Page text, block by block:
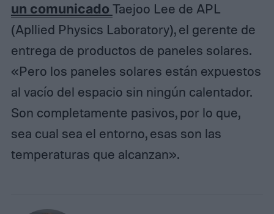
un comunicado Taejoo Lee de APL
(Apllied Physics Laboratory), el gerente de
entrega de productos de paneles solares.
«Pero los paneles solares están expuestos
al vacío del espacio sin ningún calentador.
Son completamente pasivos, por lo que,
sea cual sea el entorno, esas son las
temperaturas que alcanzan».